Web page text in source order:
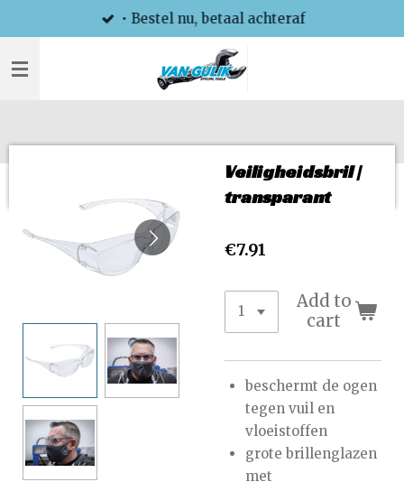
to
main
• Bestel nu, betaal achteraf
Veiligheidsbril |
transparant
€7.91
Add to
cart
beschermt de ogen
tegen vuil en
vloeistoffen
grote brillenglazen
met